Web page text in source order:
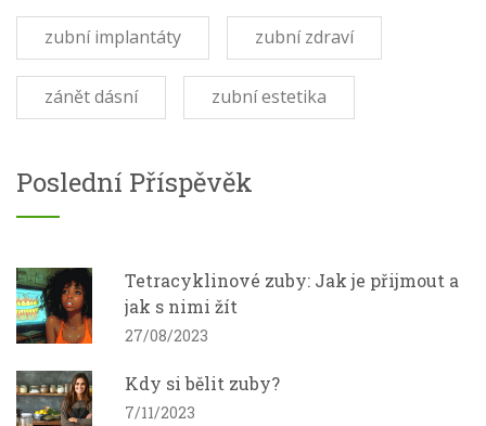
zubní implantáty zubní zdraví
zánět dásní zubní estetika
Poslední Příspěvěk
Tetracyklinové zuby: Jak je přijmout a
jak s nimi žít
27/08/2023
Kdy si bělit zuby?
7/11/2023